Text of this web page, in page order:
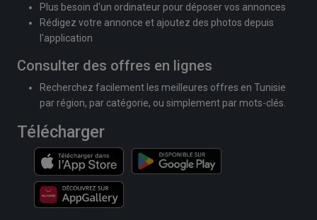
Plus besoin d'un ordinateur pour déposer vos annonces
Rédigez votre annonce et ajoutez des photos depuis
l'application
Consulter des offres en lignes
Recherchez facilement les meilleures offres en Tunisie
par région, par catégorie, ou simplement par mots-clés.
Télécharger